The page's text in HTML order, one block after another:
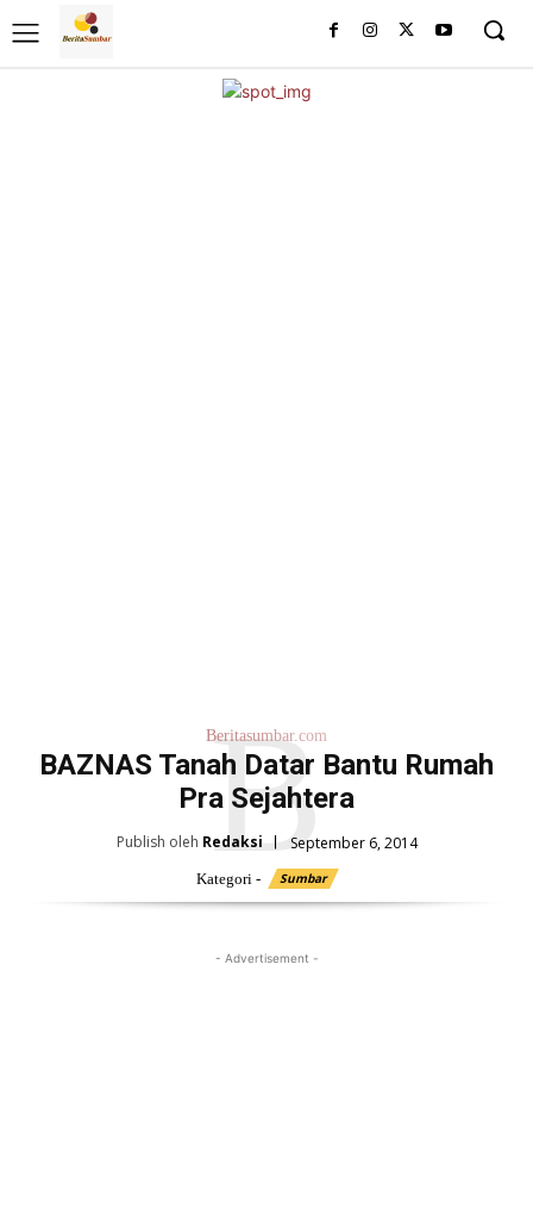
Beritasumbar.com
BAZNAS Tanah Datar Bantu Rumah
Pra Sejahtera
B
Publish oleh Redaksi September 6, 2014
Kategori - Sumbar
- Advertisement -